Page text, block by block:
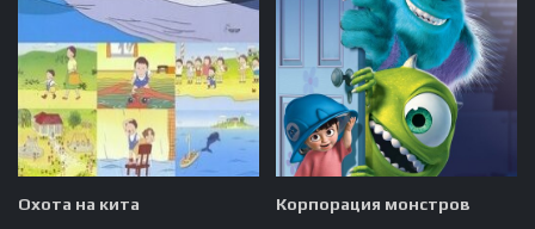
Охота на кита Корпорация монстров